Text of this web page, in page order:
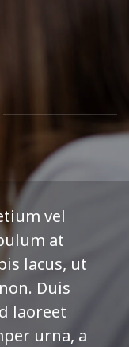
vel
at
lacus, ut
Duis
laoreet
urna, a